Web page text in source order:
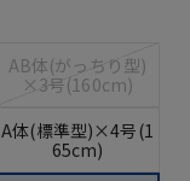
AB体(がっちり型)
×3号(160cm)
A体(標準型)×4号(1
65cm)